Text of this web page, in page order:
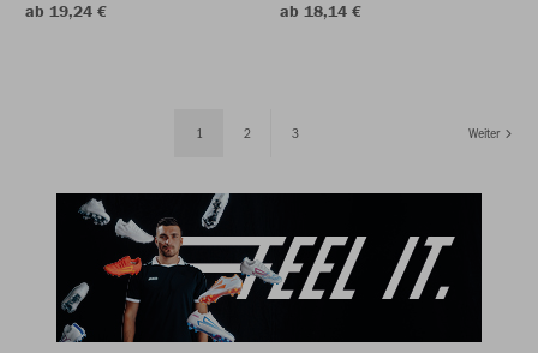
ab 19,24 €
ab 18,14 €
1 2 3 Weiter